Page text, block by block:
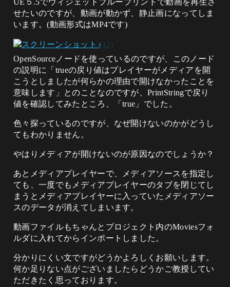
UE５.5でウィジェットブループリントで動画を再生さ
せたいのですが、動画が動かず、静止画になってしま
います。(動画形式はMP4です)
OpenSourceノードを使っているのですが、このノード
の説明に「trueの戻り値はプレイヤーがメディアを開
こうとしましたが何らかの理由で開けなかったことを
意味します」とのことなのですが、PrintStringで戻り
値を確認してみたところ、「true」でした。
色々探っているのですが、なぜ開けないのかがどうし
てもわかりません。
やはりメディアが開けないのが原因なのでしょうか？
あとメディアプレイヤーで、メディアソースを指定し
ても、一度でもメディアプレイヤーのタブを閉じてし
まうとメディアプレイヤーに入っていたメディアソー
スのデータが消えてしまいます。
動画ファイルもちゃんとプロジェクト内のMoviesフォ
ルダに入れてからインポートしました。
分かりにくい文ですがどうかよろしくお願いします。
何か足りない点がございましたらどうかご教授してい
ただきたく思っております。